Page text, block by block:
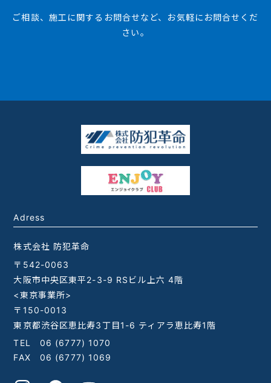
ご相談、施工に関するお問合せなど、お気軽にお問合せくだ
さい。
Adress
株式会社 防犯革命
〒542-0063
大阪市中央区東平2-3-9 RSビル上六 4階
<東京事業所>
〒150-0013
東京都渋谷区恵比寿3丁目1-6 ティアラ恵比寿1階
TEL 06 (6777) 1070
FAX 06 (6777) 1069